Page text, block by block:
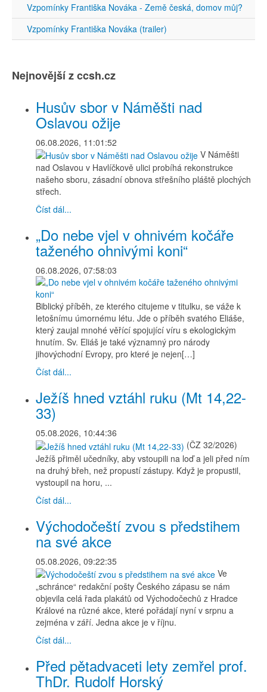
Vzpomínky Františka Nováka - Země česká, domov můj?
Vzpomínky Františka Nováka (trailer)
Nejnovější z ccsh.cz
Husův sbor v Náměšti nad
Oslavou ožije
06.08.2026, 11:01:52
V Náměšti
nad Oslavou v Havlíčkově ulici probíhá rekonstrukce
našeho sboru, zásadní obnova střešního pláště plochých
střech.
Číst dál...
„Do nebe vjel v ohnivém kočáře
taženého ohnivými koni“
06.08.2026, 07:58:03
Biblický příběh, ze kterého citujeme v titulku, se váže k
letošnímu úmornému létu. Jde o příběh svatého Eliáše,
který zaujal mnohé věřící spojující víru s ekologickým
hnutím. Sv. Eliáš je také významný pro národy
jihovýchodní Evropy, pro které je nejen[…]
Číst dál...
Ježíš hned vztáhl ruku (Mt 14,22-
33)
05.08.2026, 10:44:36
(ČZ 32/2026)
Ježíš přiměl učedníky, aby vstoupili na loď a jeli před ním
na druhý břeh, než propustí zástupy. Když je propustil,
vystoupil na horu, ...
Číst dál...
Východočeští zvou s předstihem
na své akce
05.08.2026, 09:22:35
Ve
„schránce“ redakční pošty Českého zápasu se nám
objevila celá řada plakátů od Východočechů z Hradce
Králové na různé akce, které pořádají nyní v srpnu a
zejména v září. Jedna akce je v říjnu.
Číst dál...
Před pětadvaceti lety zemřel prof.
ThDr. Rudolf Horský